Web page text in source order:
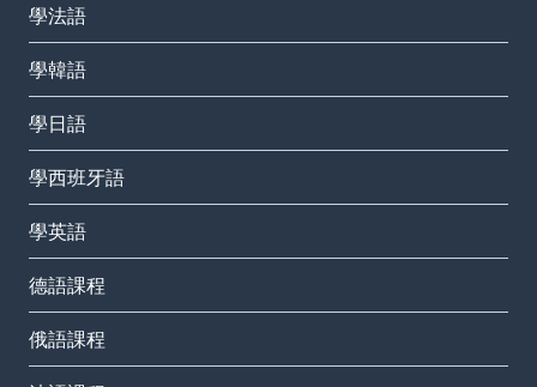
學法語
學韓語
學日語
學西班牙語
學英語
德語課程
俄語課程